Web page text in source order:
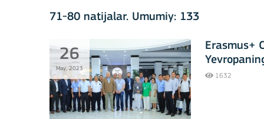
71-80 natijalar. Umumiy: 133
26
May, 2023
Erasmus+
tomonidan
1632